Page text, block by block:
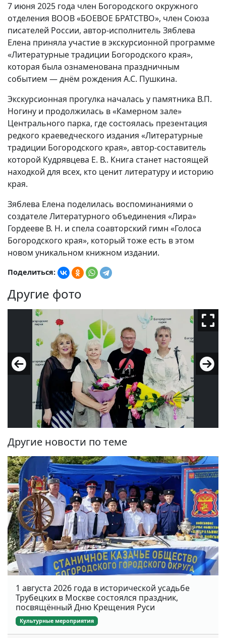
7 июня 2025 года член Богородского окружного
отделения ВООВ «БОЕВОЕ БРАТСТВО», член Союза
писателей России, автор-исполнитель Зяблева
Елена приняла участие в экскурсионной программе
«Литературные традиции Богородского края»,
которая была ознаменована праздничным
событием — днём рождения А.С. Пушкина.
Экскурсионная прогулка началась у памятника В.П.
Ногину и продолжилась в «Камерном зале»
Центрального парка, где состоялась презентация
редкого краеведческого издания «Литературные
традиции Богородского края», автор-составитель
которой Кудрявцева Е. В.. Книга станет настоящей
находкой для всех, кто ценит литературу и историю
края.
Зяблева Елена поделилась воспоминаниями о
создателе Литературного объединения «Лира»
Гордееве В. Н. и спела соавторский гимн «Голоса
Богородского края», который тоже есть в этом
новом уникальном книжном издании.
Поделиться:
Другие фото
Другие новости по теме
1 августа 2026 года в исторической усадьбе
Трубецких в Москве состоялся праздник,
посвящённый Дню Крещения Руси
Культурные мероприятия